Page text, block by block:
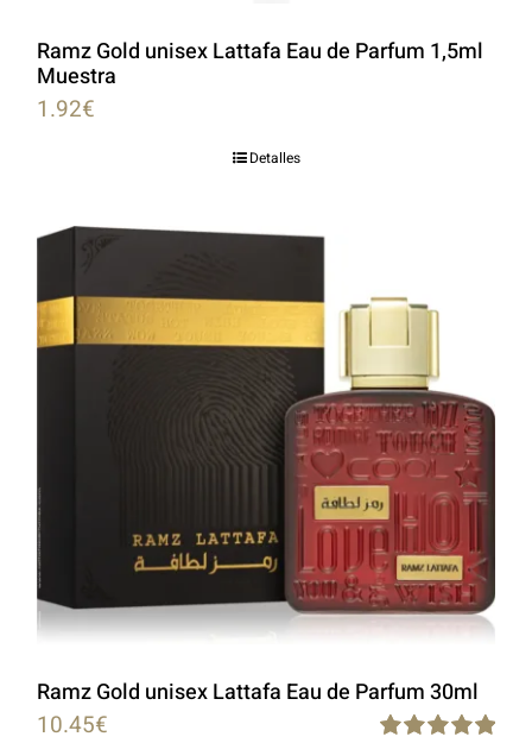
Ramz Gold unisex Lattafa Eau de Parfum 1,5ml
Muestra
1.92€
Detalles
Ramz Gold unisex Lattafa Eau de Parfum 30ml
10.45€